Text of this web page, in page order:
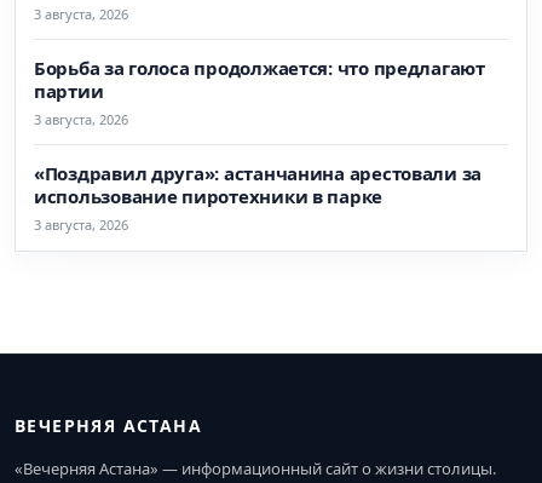
3 августа, 2026
Борьба за голоса продолжается: что предлагают
партии
3 августа, 2026
«Поздравил друга»: астанчанина арестовали за
использование пиротехники в парке
3 августа, 2026
ВЕЧЕРНЯЯ АСТАНА
«Вечерняя Астана» — информационный сайт о жизни столицы.